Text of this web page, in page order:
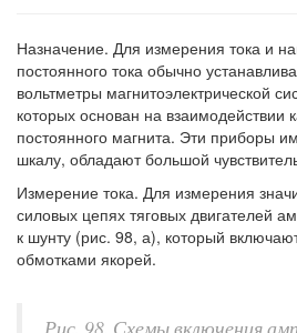
Назначение. Для измерения тока и
постоянного тока обычно
вольтметры магнитоэлектрической
которых основан на взаимодействии
постоянного магнита. Эти приборы
шкалу, обладают большой
Измерение тока. Для измерения
силовых цепях тяговых двигателей
к шунту (рис. 98, а), который
обмотками якорей.
Рис. 98. Схемы включения